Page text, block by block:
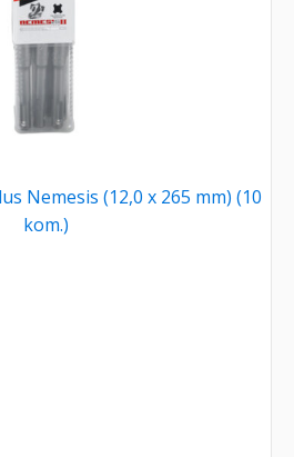
Nemesis (12,0 x 265 mm) (10
kom.)